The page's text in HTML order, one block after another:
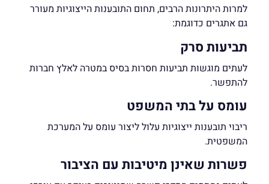
למרות היתרונות הרבים, תחום התובענות הייצוגיות מעורר
גם אתגרים כדוגמת:
תביעות סרק
לעתים מוגשות תביעות חסרות בסיס במטרה לאלץ חברות
להתפשר.
עומס על בתי המשפט
ריבוי תובענות ייצוגיות עלול ליצור עומס על המערכת
המשפטית.
פשרות שאינן מיטיבות עם הציבור